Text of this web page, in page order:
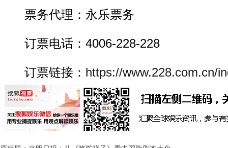
票务代理：永乐票务
订票电话：4006-228-228
订票链接： https://www.228.com.cn/